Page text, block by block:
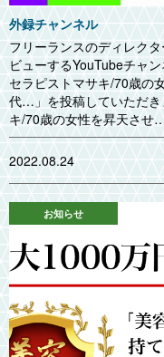
外録チャンネル
フリーランスのディレク
ビューするYouTubeチャ
セラピストマサキ/70歳の
代…」を投稿していただき
キ/70歳の女性を昇天させ
2022.08.24
お知らせ